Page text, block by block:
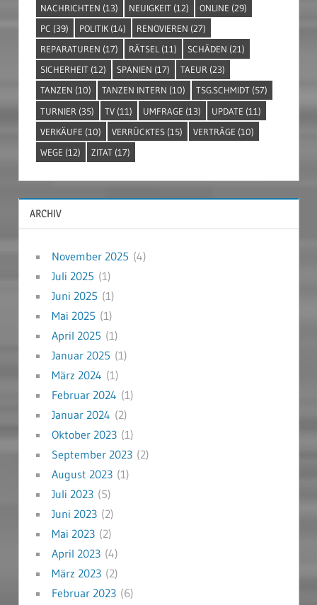
NACHRICHTEN (13) NEUIGKEIT (12) ONLINE (29)
PC (39) POLITIK (14) RENOVIEREN (27)
REPARATUREN (17) RÄTSEL (11) SCHÄDEN (21)
SICHERHEIT (12) SPANIEN (17) TAEUR (23)
TANZEN (10) TANZEN INTERN (10) TSG.SCHMIDT (57)
TURNIER (35) TV (11) UMFRAGE (13) UPDATE (11)
VERKÄUFE (10) VERRÜCKTES (15) VERTRÄGE (10)
WEGE (12) ZITAT (17)
ARCHIV
November 2025 (4)
Juli 2025 (1)
Juni 2025 (1)
Mai 2025 (1)
April 2025 (1)
Januar 2025 (1)
März 2024 (1)
Februar 2024 (1)
Januar 2024 (2)
Oktober 2023(1)
September 2023(2)
August 2023(1)
Juli 2023(5)
Juni 2023(2)
Mai 2023(2)
April 2023(4)
März 2023(2)
Februar 2023(6)